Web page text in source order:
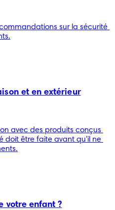
sur la sécurité
et en extérieur
avec des produits conçus
doit être faite avant qu'il ne
votre enfant ?